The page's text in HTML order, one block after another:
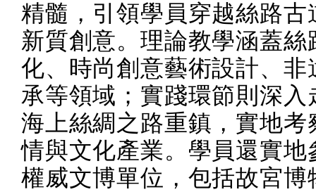
精髓，引領學員穿越絲路古
新質創意。理論教學涵蓋絲
化、時尚創意藝術設計、非
承等領域；實踐環節則深入
海上絲綢之路重鎮，實地考
情與文化產業。學員還實地
權威文博單位，包括故宮博